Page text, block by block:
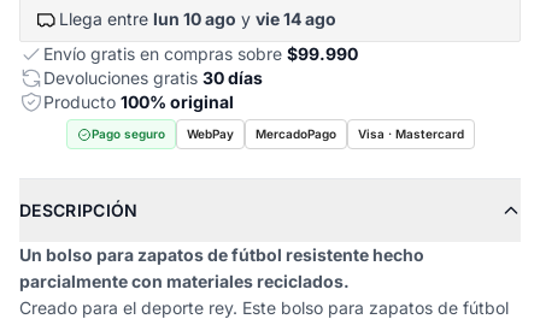
Llega entre lun 10 ago y vie 14 ago
Envío gratis en compras sobre $99.990
Devoluciones gratis 30 días
Producto 100% original
Pago seguro WebPay MercadoPago Visa · Mastercard
DESCRIPCIÓN
Un bolso para zapatos de fútbol resistente hecho
parcialmente con materiales reciclados.
Creado para el deporte rey. Este bolso para zapatos de fútbol